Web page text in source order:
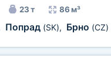
23 т 86 м³
Попрад (SK), Брно (CZ)